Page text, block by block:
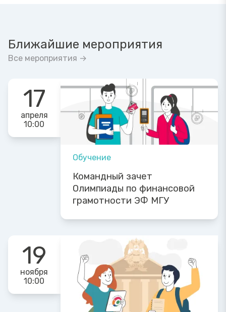
Ближайшие мероприятия
Все мероприятия →
17
апреля
10:00
Обучение
Командный зачет
Олимпиады по финансовой
грамотности ЭФ МГУ
19
ноября
10:00